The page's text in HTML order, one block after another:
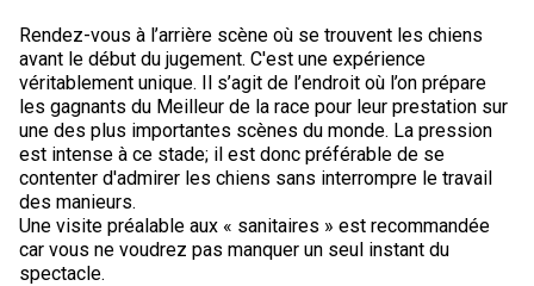
Rendez-vous à l’arrière scène où se trouvent les chiens
avant le début du jugement. C'est une expérience
véritablement unique. Il s’agit de l’endroit où l’on prépare
les gagnants du Meilleur de la race pour leur prestation sur
une des plus importantes scènes du monde. La pression
est intense à ce stade; il est donc préférable de se
contenter d'admirer les chiens sans interrompre le travail
des manieurs.
Une visite préalable aux « sanitaires » est recommandée
car vous ne voudrez pas manquer un seul instant du
spectacle.